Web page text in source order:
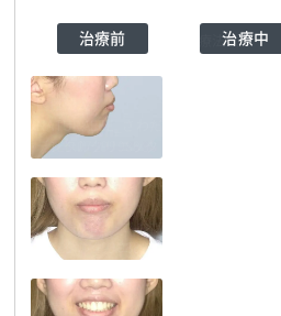
治療前 治療中
医療法人
NATURALEE_さわだ
デンタルクリニック
TEL:0729998888
医療法人
医療法人
NATURALEE_さわだ
デンタルクリニック
TEL:0729998888
医療法人